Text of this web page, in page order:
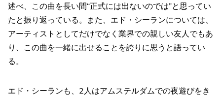
述べ、この曲を長い間“正式には出ないのでは”と思ってい
たと振り返っている。また、エド・シーランについては、
アーティストとしてだけでなく業界での親しい友人でもあ
り、この曲を一緒に出せることを誇りに思うと語ってい
る。
エド・シーランも、2人はアムステルダムでの夜遊びをき